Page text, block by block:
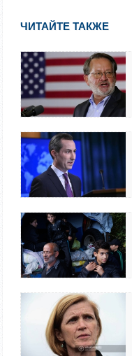
ЧИТАЙТЕ ТАКЖЕ